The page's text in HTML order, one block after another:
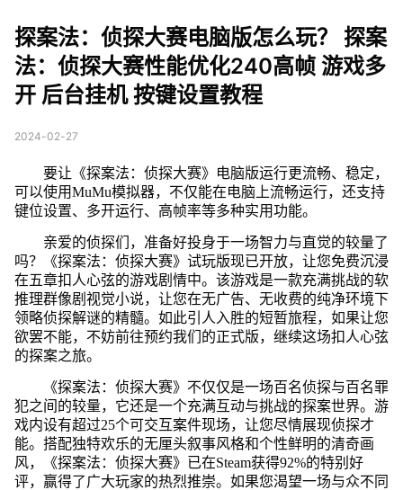
帧 游戏多开 后台挂机
按键设置教程
探案法：侦探大赛电脑版怎么玩？ 探案
法：侦探大赛性能优化240高帧 游戏多
开 后台挂机 按键设置教程
2024-02-27
要让《探案法：侦探大赛》电脑版运行更流畅、稳定，
可以使用MuMu模拟器，不仅能在电脑上流畅运行，还支持
键位设置、多开运行、高帧率等多种实用功能。
亲爱的侦探们，准备好投身于一场智力与直觉的较量了
吗？《探案法：侦探大赛》试玩版现已开放，让您免费沉浸
在五章扣人心弦的游戏剧情中。该游戏是一款充满挑战的软
推理群像剧视觉小说，让您在无广告、无收费的纯净环境下
领略侦探解谜的精髓。如此引人入胜的短暂旅程，如果让您
欲罢不能，不妨前往预约我们的正式版，继续这场扣人心弦
的探案之旅。
《探案法：侦探大赛》不仅仅是一场百名侦探与百名罪
犯之间的较量，它还是一个充满互动与挑战的探案世界。游
戏内设有超过25个可交互案件现场，让您尽情展现侦探才
能。搭配独特欢乐的无厘头叙事风格和个性鲜明的清奇画
风，《探案法：侦探大赛》已在Steam获得92%的特别好
评，赢得了广大玩家的热烈推崇。如果您渴望一场与众不同